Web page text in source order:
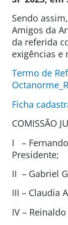
Sendo
Amigos da
da referida
exigências e
Termo de
Ficha
COMISSÃO
I –
Presidente;
II – Gabriel
III – Claudia
IV –